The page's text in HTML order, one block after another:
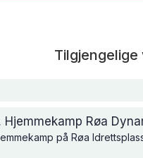
Tilgjengelige
Røa
på Røa